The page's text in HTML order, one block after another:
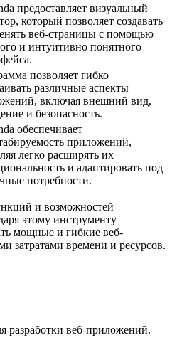
предоставляет визуальный
который позволяет создавать
веб-страницы с помощью
и интуитивно понятного
позволяет гибко
различные аспекты
включая внешний вид,
и безопасность.
обеспечивает
приложений,
легко расширять их
и адаптировать под
потребности.
и возможностей
этому инструменту
мощные и гибкие веб-
затратами времени и ресурсов.
веб-приложений.